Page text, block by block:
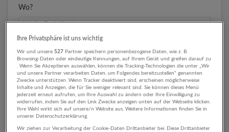
Wo?
Umkreis
Ihre Privatsphäre ist uns wichtig
Wir und unsere527 Partner speichern personenbezogene Daten, wie z. B.
Browsing-Daten oder eindeutige Kennungen, auf Ihrem Gerät und greifen darauf zu
. Wenn Sie Akzeptieren auswählen, können die Tracking-Technologien die unter „Wir
und unsere Partner verarbeiten Daten, um Folgendes bereitzustellen“ genannten
Zwecke unterstützen. Wenn Tracker deaktiviert sind, erscheinen möglicherweise
Inhalte und Anzeigen, die für Sie weniger relevant sind. Sie können dieses Menü
jederzeit erneut aufrufen, um Ihre Auswahl zu ändern oder Ihre Einwilligung zu
widerrufen, indem Sie auf den Link Zwecke anzeigen unten auf der Webseite klicken.
Ihre Wahl wirkt sich auf unsere/n Website aus. Weitere Informationen finden Sie in
unserer Datenschutzerklärung.
Wir ziehen zur Verarbeitung der Cookie-Daten Drittanbieter bei. Diese Drittanbieter